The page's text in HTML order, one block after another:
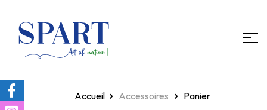
Homepage Accessoires Panier